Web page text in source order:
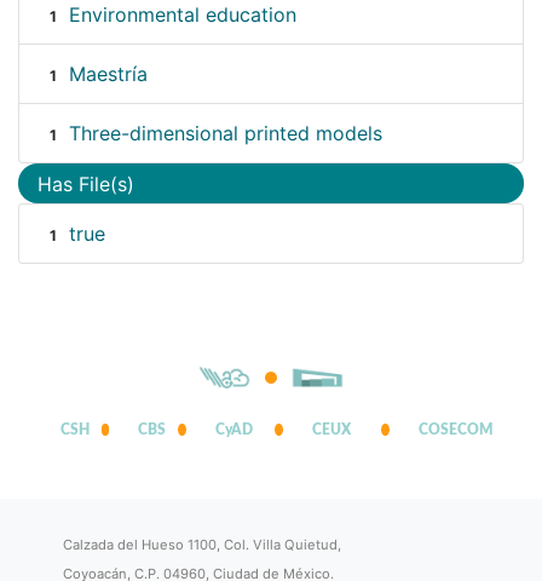
1 Environmental education
1 Maestría
1 Three-dimensional printed models
Has File(s)
1 true
CSH CBS CyAD CEUX COSECOM
Calzada del Hueso 1100, Col. Villa Quietud,
Coyoacán, C.P. 04960, Ciudad de México.